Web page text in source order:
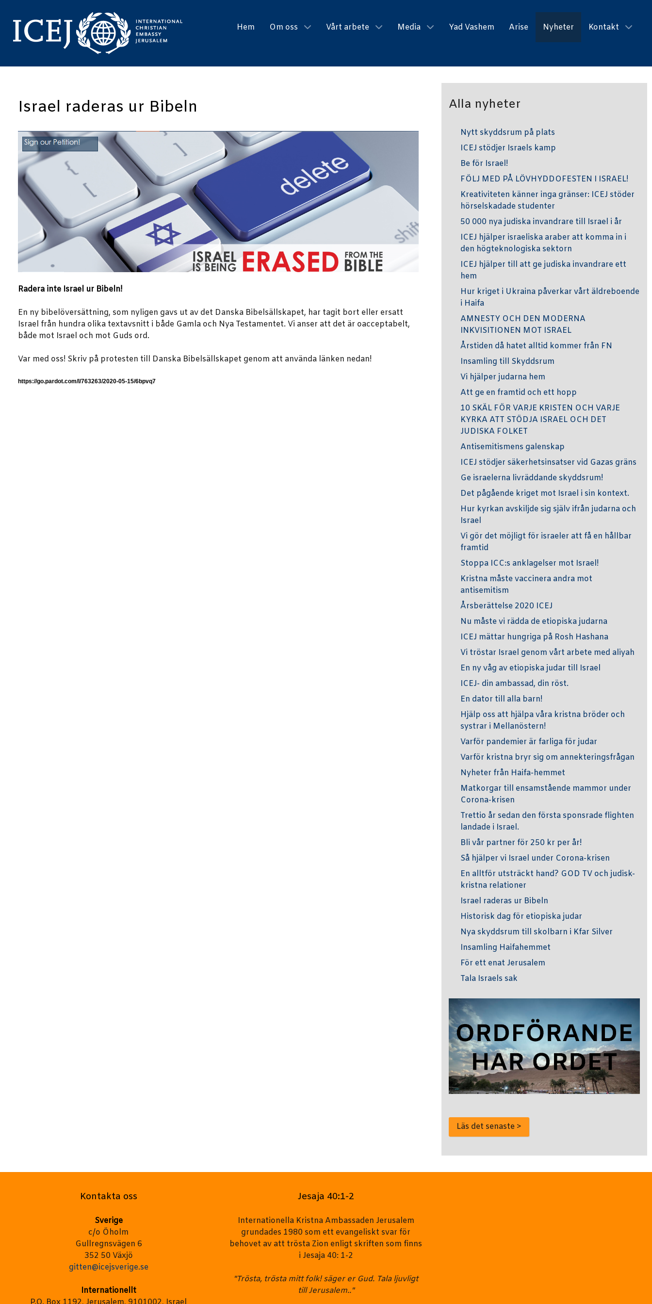
Hem Om oss Vårt arbete Media Yad Vashem Arise Nyheter Kontakt
Israel raderas ur Bibeln
Radera inte Israel ur Bibeln!
En ny bibelöversättning, som nyligen gavs ut av det Danska Bibelsällskapet, har tagit bort eller ersatt
Israel från hundra olika textavsnitt i både Gamla och Nya Testamentet. Vi anser att det är oacceptabelt,
både mot Israel och mot Guds ord.
Var med oss! Skriv på protesten till Danska Bibelsällskapet genom att använda länken nedan!
https://go.pardot.com/l/763263/2020-05-15/6bpvq7
Alla nyheter
Nytt skyddsrum på plats
ICEJ stödjer Israels kamp
Be för Israel!
FÖLJ MED PÅ LÖVHYDDOFESTEN I ISRAEL!
Kreativiteten känner inga gränser: ICEJ stöder
hörselskadade studenter
50 000 nya judiska invandrare till Israel i år
ICEJ hjälper israeliska araber att komma in i
den högteknologiska sektorn
ICEJ hjälper till att ge judiska invandrare ett
hem
Hur kriget i Ukraina påverkar vårt äldreboende
i Haifa
AMNESTY OCH DEN MODERNA
INKVISITIONEN MOT ISRAEL
Årstiden då hatet alltid kommer från FN
Insamling till Skyddsrum
Vi hjälper judarna hem
Att ge en framtid och ett hopp
10 SKÄL FÖR VARJE KRISTEN OCH VARJE
KYRKA ATT STÖDJA ISRAEL OCH DET
JUDISKA FOLKET
Antisemitismens galenskap
ICEJ stödjer säkerhetsinsatser vid Gazas gräns
Ge israelerna livräddande skyddsrum!
Det pågående kriget mot Israel i sin kontext.
Hur kyrkan avskiljde sig själv ifrån judarna och
Israel
Vi gör det möjligt för israeler att få en hållbar
framtid
Stoppa ICC:s anklagelser mot Israel!
Kristna måste vaccinera andra mot
antisemitism
Årsberättelse 2020 ICEJ
Nu måste vi rädda de etiopiska judarna
ICEJ mättar hungriga på Rosh Hashana
Vi tröstar Israel genom vårt arbete med aliyah
En ny våg av etiopiska judar till Israel
ICEJ- din ambassad, din röst.
En dator till alla barn!
Hjälp oss att hjälpa våra kristna bröder och
systrar i Mellanöstern!
Varför pandemier är farliga för judar
Varför kristna bryr sig om annekteringsfrågan
Nyheter från Haifa-hemmet
Matkorgar till ensamstående mammor under
Corona-krisen
Trettio år sedan den första sponsrade flighten
landade i Israel.
Bli vår partner för 250 kr per år!
Så hjälper vi Israel under Corona-krisen
En alltför utsträckt hand? GOD TV och judisk-
kristna relationer
Israel raderas ur Bibeln
Historisk dag för etiopiska judar
Nya skyddsrum till skolbarn i Kfar Silver
Insamling Haifahemmet
För ett enat Jerusalem
Tala Israels sak
Läs det senaste >
Kontakta oss
Sverige
c/o Öholm
Gullregnsvägen 6
352 50 Växjö
gitten@icejsverige.se
Internationellt
Jesaja 40:1-2
Internationella Kristna Ambassaden Jerusalem
grundades 1980 som ett evangeliskt svar för
behovet av att trösta Zion enligt skriften som finns
i Jesaja 40: 1-2
"Trösta, trösta mitt folk! säger er Gud. Tala ljuvligt
till Jerusalem.."